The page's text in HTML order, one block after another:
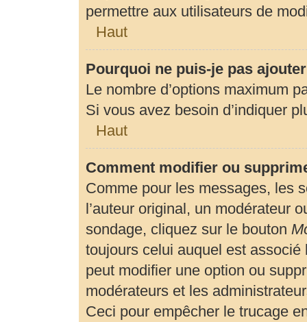
permettre aux utilisateurs de
Haut
Pourquoi ne puis-je pas
Le nombre d’options maximum
Si vous avez besoin d’indiquer
Haut
Comment modifier ou
Comme pour les messages, les
l’auteur original, un modérateur
sondage, cliquez sur le bouton
toujours celui auquel est associé
peut modifier une option ou
modérateurs et les
Ceci pour empêcher le trucage